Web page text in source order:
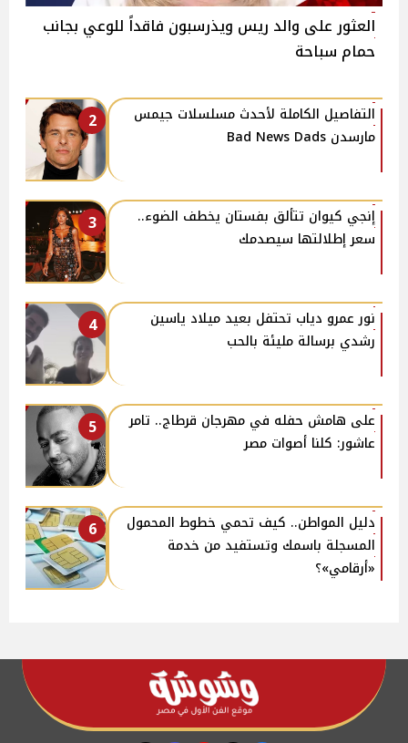
العثور على والد ريس ويذرسبون فاقداً للوعي بجانب
حمام سباحة
2
التفاصيل الكاملة لأحدث مسلسلات جيمس
مارسدن Bad News Dads
3
إنجي كيوان تتألق بفستان يخطف الضوء..
سعر إطلالتها سيصدمك
4
نور عمرو دياب تحتفل بعيد ميلاد ياسين
رشدي برسالة مليئة بالحب
5
على هامش حفله في مهرجان قرطاج.. تامر
عاشور: كلنا أصوات مصر
6
دليل المواطن.. كيف تحمي خطوط المحمول
المسجلة باسمك وتستفيد من خدمة
«أرقامي»؟